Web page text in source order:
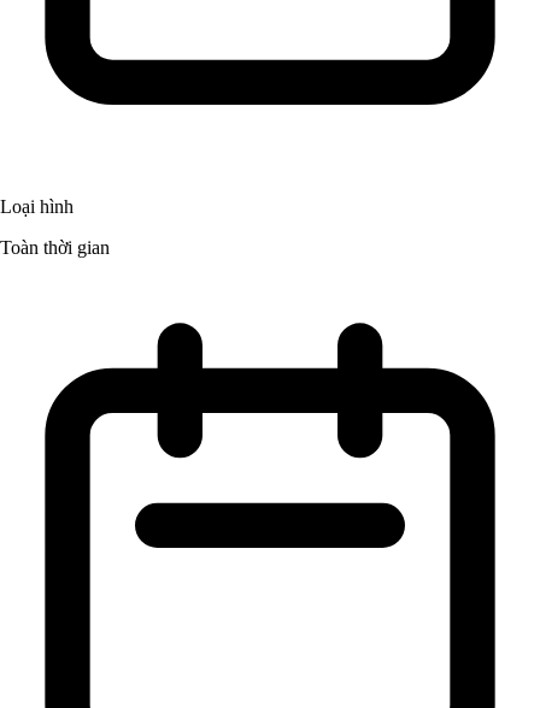
Loại hình
Toàn thời gian